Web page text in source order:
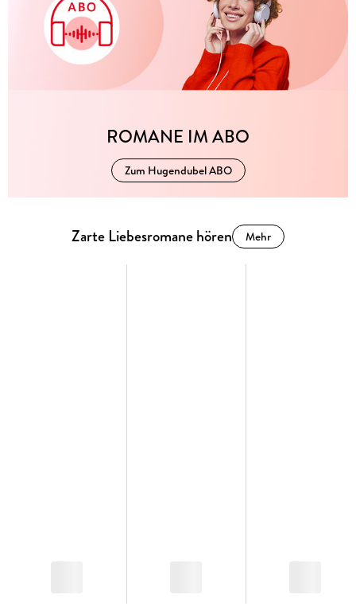
ROMANE IM ABO
Zum Hugendubel ABO
Zarte Liebesromane hören Mehr